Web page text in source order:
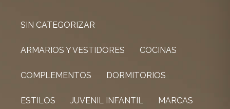
SIN CATEGORIZAR
ARMARIOS Y VESTIDORES COCINAS
COMPLEMENTOS DORMITORIOS
ESTILOS JUVENIL INFANTIL MARCAS